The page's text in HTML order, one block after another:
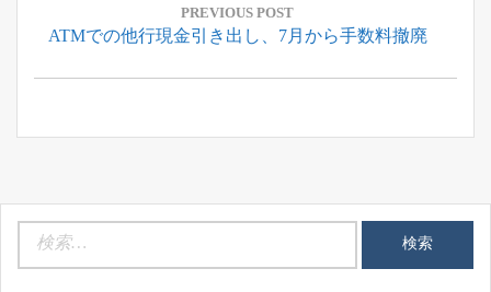
ナ
ビ
ー
ョ
ン
PREVIOUS POST
Previous
ATMでの他行現金引き出し、7月から手数料撤廃